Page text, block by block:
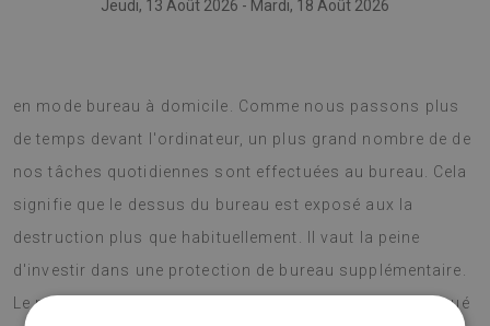
Jeudi, 13 Août 2026 - Mardi, 18 Août 2026
en mode bureau à domicile. Comme nous passons plus
de temps devant l'ordinateur, un plus grand nombre de de
nos tâches quotidiennes sont effectuées au bureau. Cela
signifie que le dessus du bureau est exposé aux la
destruction plus que habituellement. Il vaut la peine
d'investir dans une protection de bureau supplémentaire.
Le matériau dans lequel le sous-main bureau est fabriqué